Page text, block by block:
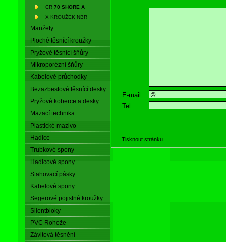
CR 70 SHORE A
X KROUŽEK NBR
Manžety
Ploché těsnící kroužky
Pryžové těsnící šňůry
Mikroporézní šňůry
Kabelové průchodky
Bezazbestové těsnící desky
Pryžové koberce a desky
Mazací technika
Plastické mazivo
Hadice
Trubkové spony
Hadicové spony
Stahovací pásky
Kabelové spony
Segerové pojistné kroužky
Silentbloky
PVC Rohože
Závitová těsnění
E-mail:
Tel.:
Tisknout stránku